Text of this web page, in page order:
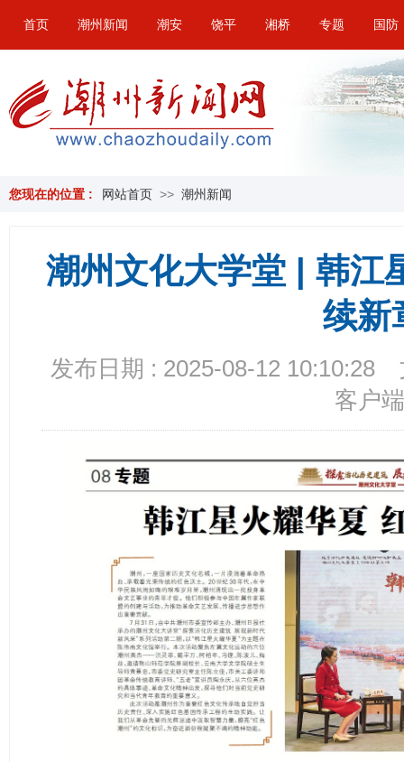
首页 潮州新闻 潮安 饶平 湘桥 专题 国防
您现在的位置 : 网站首页 >> 潮州新闻
潮州文化大学堂 | 韩江
续新
发布日期 : 2025-08-12 10:10:28
客户端